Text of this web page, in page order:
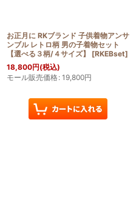
お正月に RKブランド 子供着物アンサ
ンブル レトロ柄 男の子着物セット
【選べる３柄/４サイズ】
[RKEBset]
18,800円(税込)
モール販売価格: 19,800円